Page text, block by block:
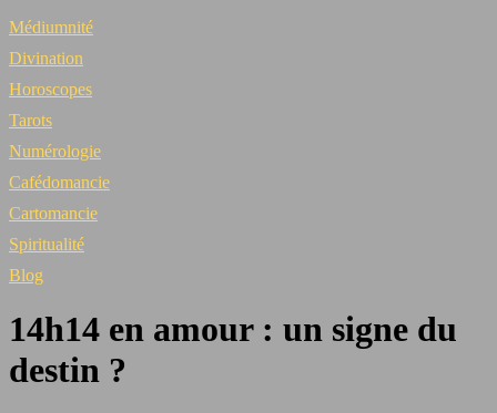
Médiumnité
Divination
Horoscopes
Tarots
Numérologie
Cafédomancie
Cartomancie
Spiritualité
Blog
14h14 en amour : un signe du
destin ?